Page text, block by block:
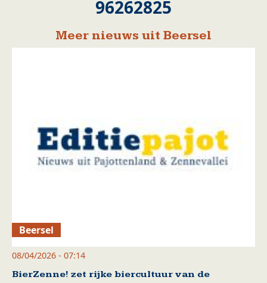
96262825
Meer nieuws uit Beersel
Beersel
08/04/2026 - 07:14
BierZenne! zet rijke biercultuur van de